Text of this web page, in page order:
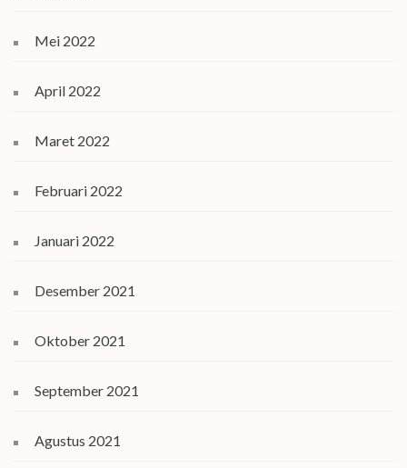
Mei 2022
April 2022
Maret 2022
Februari 2022
Januari 2022
Desember 2021
Oktober 2021
September 2021
Agustus 2021